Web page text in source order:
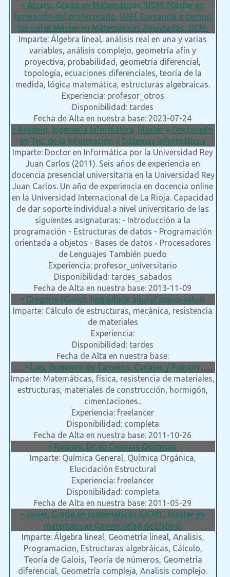
• Álvaro, Grado en Matemáticas, UCM. Máster en
formación del profesorado, UAH. Cursando a tiempo
parcial el Máster en Matemáticas Avanzadas, UCM.
Imparte: Álgebra lineal, análisis real en una y varias
variables, análisis complejo, geometría afín y
proyectiva, probabilidad, geometría diferencial,
topología, ecuaciones diferenciales, teoría de la
medida, lógica matemática, estructuras algebraicas.
Experiencia: profesor_otros
Disponibilidad: tardes
Fecha de Alta en nuestra base: 2023-07-24
• Antonio, Ingeniería Informática, Máster y Doctorado
en Tec. de la Información y Sistemas Informáticos
Imparte: Doctor en Informática por la Universidad Rey
Juan Carlos (2011). Seis años de experiencia en
docencia presencial universitaria en la Universidad Rey
Juan Carlos. Un año de experiencia en docencia online
en la Universidad Internacional de La Rioja. Capacidad
de dar soporte individual a nivel universitario de las
siguientes asignaturas: - Introducción a la
programación - Estructuras de datos - Programación
orientada a objetos - Bases de datos - Procesadores
de Lenguajes También puedo
Experiencia: profesor_universitario
Disponibilidad: tardes_sabados
Fecha de Alta en nuestra base: 2013-11-09
• Gregorio (Goyo), (introducir aqui el nuevo valor)
Imparte: Cálculo de estructuras, mecánica, resistencia
de materiales
Experiencia:
Disponibilidad: tardes
Fecha de Alta en nuestra base:
• Luis, Ingeniero de Caminos, Canales y Puertos
Imparte: Matemáticas, física, resistencia de materiales,
estructuras, materiales de construcción, hormigón,
cimentaciones..
Experiencia: freelancer
Disponibilidad: completa
Fecha de Alta en nuestra base: 2011-10-26
• Rodney, Dr. en Ciencias Químicas
Imparte: Química General, Química Orgánica,
Elucidación Estructural
Experiencia: freelancer
Disponibilidad: completa
Fecha de Alta en nuestra base: 2011-05-29
• Javier, Grado en matematicas (UCM) , Master en
matematicas (Universidad de Lisboa)
Imparte: Álgebra lineal, Geometría lineal, Analisis,
Programacion, Estructuras algebráicas, Cálculo,
Teoría de Galois, Teoría de números, Geometría
diferencial, Geometría compleja, Analisis complejo.